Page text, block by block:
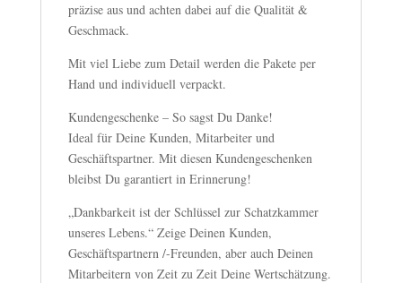
präzise aus und achten dabei auf die Qualität &
Geschmack.
Mit viel Liebe zum Detail werden die Pakete per
Hand und individuell verpackt.
Kundengeschenke – So sagst Du Danke!
Ideal für Deine Kunden, Mitarbeiter und
Geschäftspartner. Mit diesen Kundengeschenken
bleibst Du garantiert in Erinnerung!
„Dankbarkeit ist der Schlüssel zur Schatzkammer
unseres Lebens.“ Zeige Deinen Kunden,
Geschäftspartnern /-Freunden, aber auch Deinen
Mitarbeitern von Zeit zu Zeit Deine Wertschätzung.